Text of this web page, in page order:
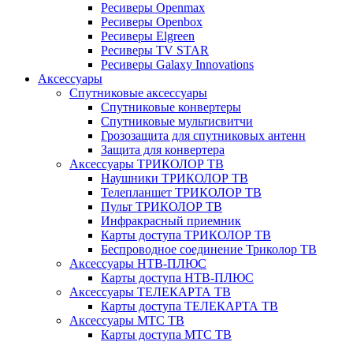
Ресиверы Openmax
Ресиверы Openbox
Ресиверы Elgreen
Ресиверы TV STAR
Ресиверы Galaxy Innovations
Аксессуары
Спутниковые аксессуары
Спутниковые конвертеры
Спутниковые мультисвитчи
Грозозащита для спутниковых антенн
Защита для конвертера
Аксессуары ТРИКОЛОР ТВ
Наушники ТРИКОЛОР ТВ
Телепланшет ТРИКОЛОР ТВ
Пульт ТРИКОЛОР ТВ
Инфракрасный приемник
Карты доступа ТРИКОЛОР ТВ
Беспроводное соединение Триколор ТВ
Аксессуары НТВ-ПЛЮС
Карты доступа НТВ-ПЛЮС
Аксессуары ТЕЛЕКАРТА ТВ
Карты доступа ТЕЛЕКАРТА ТВ
Аксессуары МТС ТВ
Карты доступа МТС ТВ